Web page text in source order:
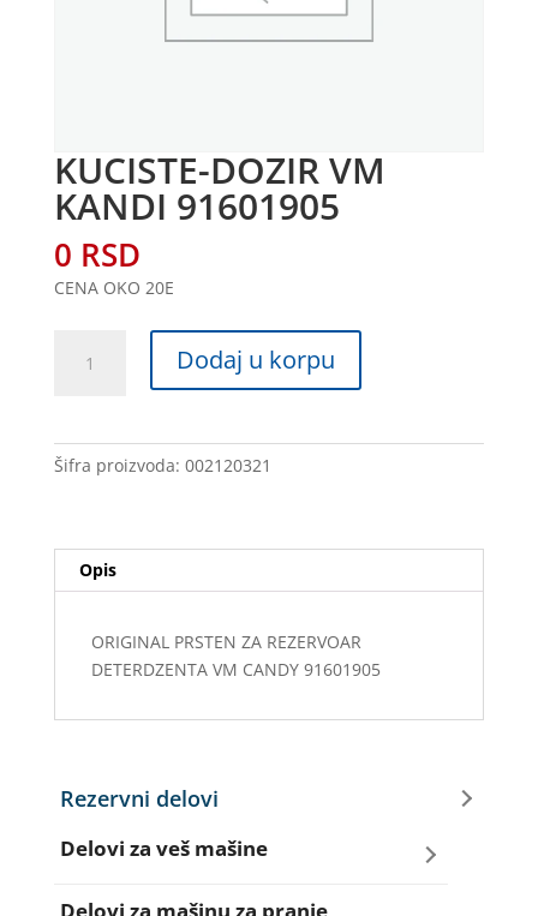
KUCISTE-DOZIR VM
KANDI 91601905
0 RSD
CENA OKO 20E
DOZIR
91601905
količina
Dodaj u korpu
Šifra proizvoda: 002120321
Opis
ORIGINAL PRSTEN ZA REZERVOAR
DETERDZENTA VM CANDY 91601905
Rezervni delovi
Delovi za veš mašine
Amortizeri za veš mašinu
Delovi za mašinu za pranje